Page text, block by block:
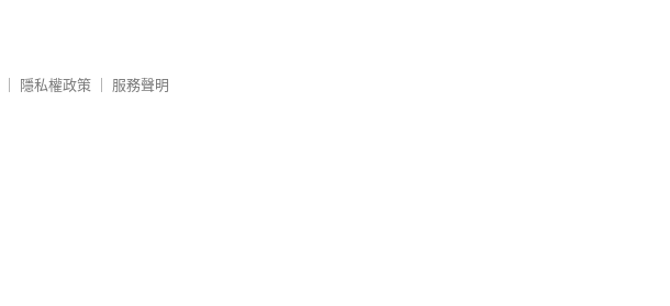
隱私權政策 服務聲明